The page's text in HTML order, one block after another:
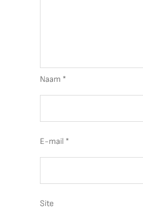
Naam *
E-mail *
Site